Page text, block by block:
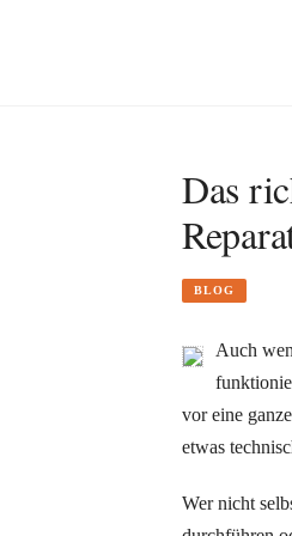
Das
BLOG
Auch
vor eine
etwas
Wer nicht